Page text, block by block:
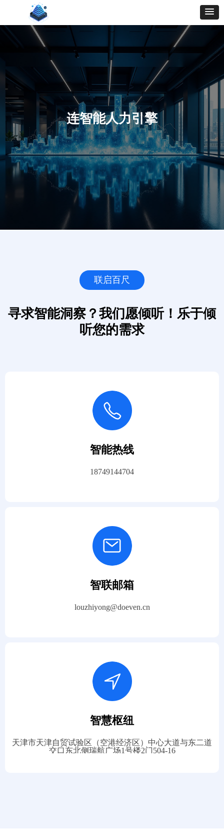
联启百尺
寻求智能洞察？我们愿倾听！ 乐于倾
听您的需求
智能热线
18749144704
智联邮箱
louzhiyong@doeven.cn
智慧枢纽
天津市天津自贸试验区（空港经济区）中心大道与东二道
交口东北侧瑞航广场1号楼2门504-16
连智能人力引擎